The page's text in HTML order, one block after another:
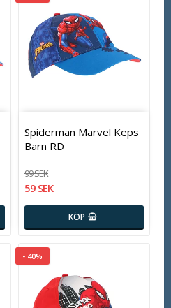
Spiderman Marvel Keps
Barn RD
99 SEK
59 SEK
KÖP
- 40%